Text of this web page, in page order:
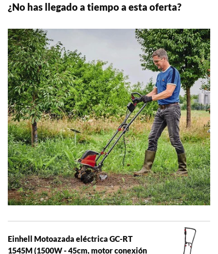
¿No has llegado a tiempo a esta oferta?
Einhell Motoazada eléctrica GC-RT
1545M (1500W - 45cm, motor conexión